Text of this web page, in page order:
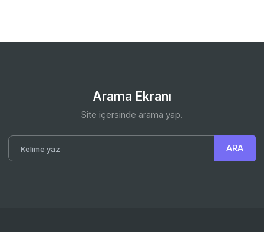
Arama Ekranı
Site içersinde arama yap.